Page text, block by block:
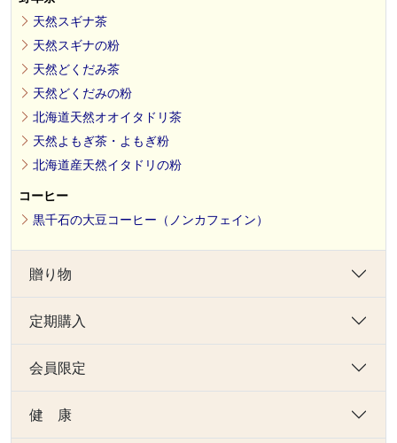
天然スギナ茶
天然スギナの粉
天然どくだみ茶
天然どくだみの粉
北海道天然オオイタドリ茶
天然よもぎ茶・よもぎ粉
北海道産天然イタドリの粉
コーヒー
黒千石の大豆コーヒー（ノンカフェイン）
贈り物
定期購入
会員限定
健 康